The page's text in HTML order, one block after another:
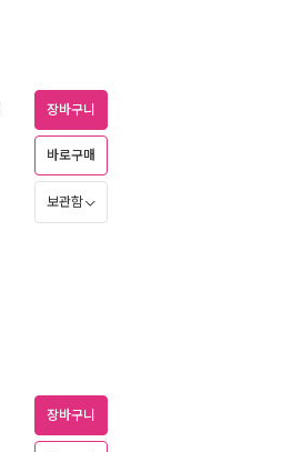
장바구니
바로구매
보관함
장바구니